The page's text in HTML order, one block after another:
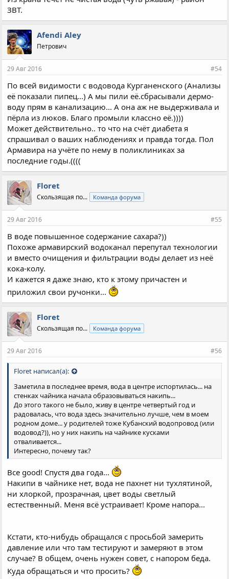
ЗВТ.
Afendi Aley
Петрович
29 Авг 2016 #54
По всей видимости с водовода Курганенского (Анализы
её показали пипец...) А мы пили её.сбрасывали дермо-
воду прям в канализацию... А она аж не выдерживала и
пёрла из люков. Благо промыли классно её.))))
Может действительно.. то что на счёт диабета я
спрашивал о ваших наблюдениях и правда тогда. Пол
Армавира на учёте по нему в поликлиниках за
последние годы.((((
Floret
Скользящая по... Команда форума
29 Авг 2016 #55
В воде повышенное содержание сахара?))
Похоже армавирский водоканал перепутал технологии
и вместо очищения и фильтрации воды делает из неё
кока-колу.
И кажется я даже знаю, кто к этому причастен и
приложил свои ручонки...
Floret
Скользящая по... Команда форума
29 Авг 2016 #56
Floret написал(а):
Заметила в последнее время, вода в центре испортилась... на
стенках чайника начала образовываться накипь...
До этого такого не было, живу в центре четвертый год и
радовалась, что вода здесь значительно лучше, чем в моем
родном доме... у родителей тоже Кубанский водопровод (или
водовод?)), но у них накипь на чайнике кусками
отваливается...
Интересно, почему так?
Все good! Спустя два года...
Накипи в чайнике нет, вода не пахнет ни тухлятиной,
ни хлоркой, прозрачная, цвет воды светлый
естественный. Меня всё устраивает! Кроме напора...
Кстати, кто-нибудь обращался с просьбой замерить
давление или что там тестируют и замеряют в этом
случае? В общем, очень нужен совет, с напором беда.
Куда обращаться и что просить?